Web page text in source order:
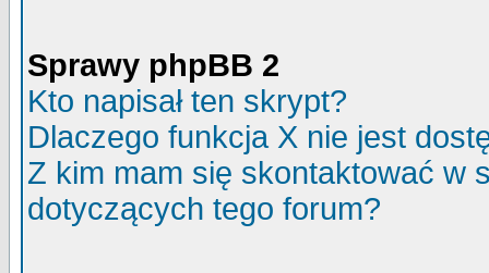
Sprawy phpBB 2
Kto napisał ten skrypt?
Dlaczego funkcja X nie jest
Z kim mam się skontaktować w
dotyczących tego forum?